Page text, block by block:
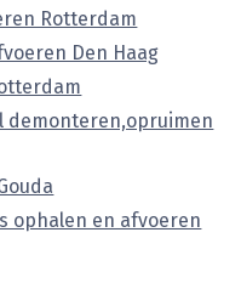
Rotterdam
Den Haag
demonteren,opruimen
ophalen en afvoeren